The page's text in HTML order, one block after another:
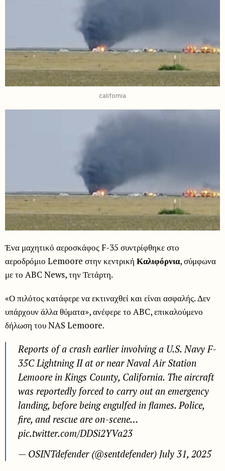
california
Ένα μαχητικό αεροσκάφος F-35 συντρίφθηκε στο
αεροδρόμιο Lemoore στην κεντρική Καλιφόρνια, σύμφωνα
με το ABC News, την Τετάρτη.
«Ο πιλότος κατάφερε να εκτιναχθεί και είναι ασφαλής. Δεν
υπάρχουν άλλα θύματα», ανέφερε το ABC, επικαλούμενο
δήλωση του NAS Lemoore.
Reports of a crash earlier involving a U.S. Navy F-
35C Lightning II at or near Naval Air Station
Lemoore in Kings County, California. The aircraft
was reportedly forced to carry out an emergency
landing, before being engulfed in flames. Police,
fire, and rescue are on-scene…
pic.twitter.com/DDSi2YVa23
— OSINTdefender (@sentdefender) July 31, 2025